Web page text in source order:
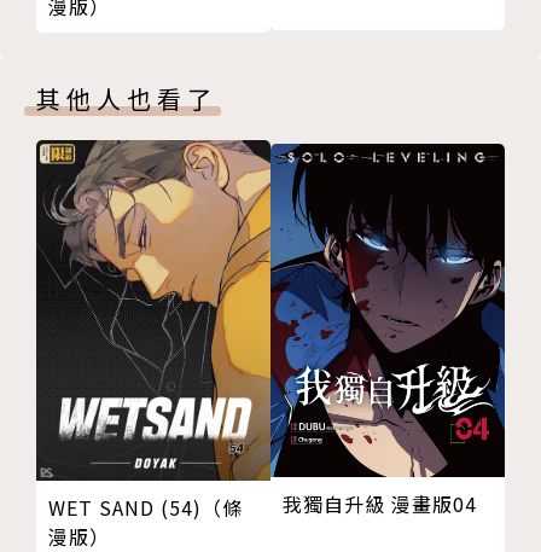
漫版）
其他人也看了
WET SAND (54)（條
漫版）
我獨自升級 漫畫版04